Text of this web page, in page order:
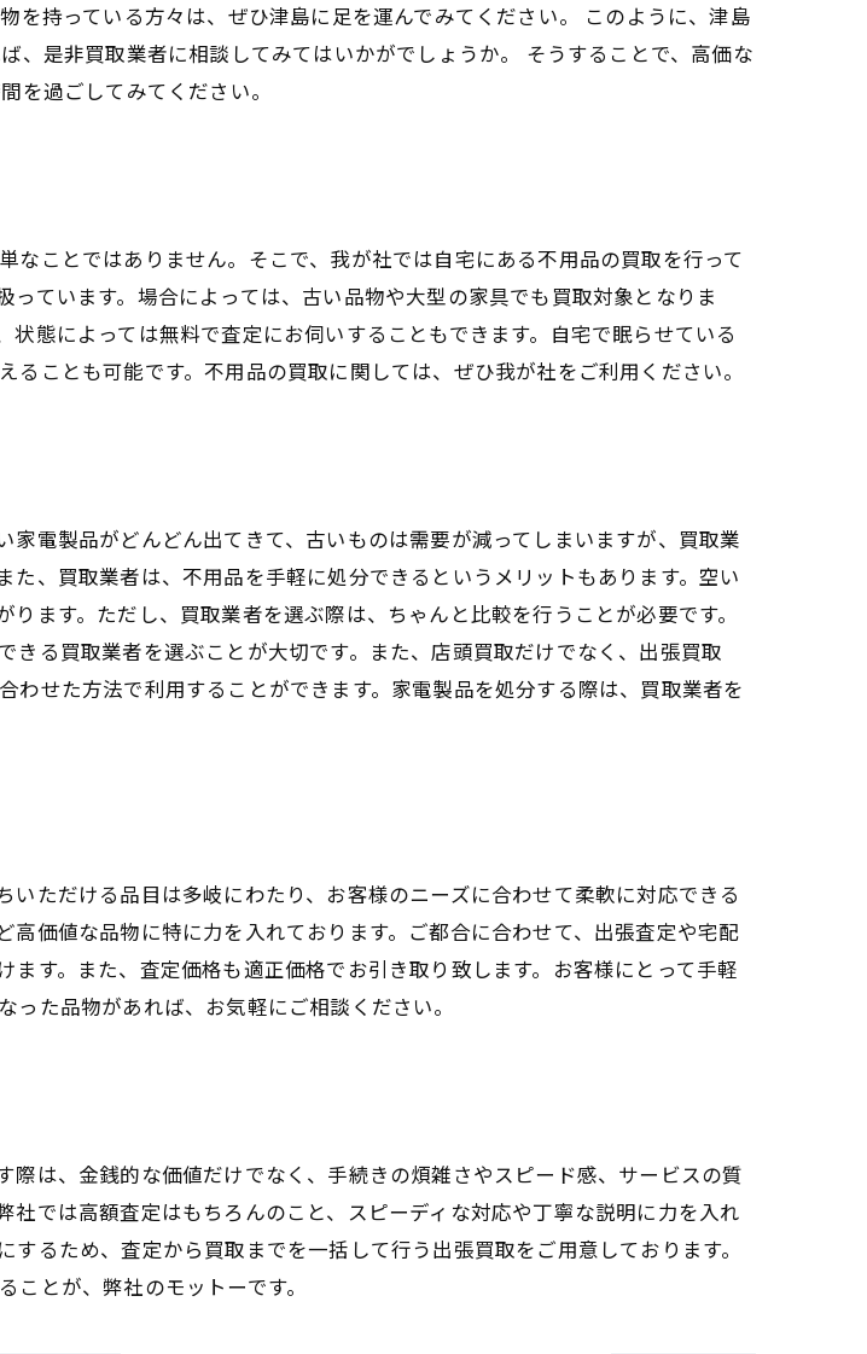
を持っている方々は、ぜひ津島に足を運んでみてください。 このように、津島
、是非買取業者に相談してみてはいかがでしょうか。 そうすることで、高価な
を過ごしてみてください。
ことではありません。そこで、我が社では自宅にある不用品の買取を行って
ています。場合によっては、古い品物や大型の家具でも買取対象となりま
態によっては無料で査定にお伺いすることもできます。自宅で眠らせている
ことも可能です。不用品の買取に関しては、ぜひ我が社をご利用ください。
電製品がどんどん出てきて、古いものは需要が減ってしまいますが、買取業
、買取業者は、不用品を手軽に処分できるというメリットもあります。空い
ます。ただし、買取業者を選ぶ際は、ちゃんと比較を行うことが必要です。
る買取業者を選ぶことが大切です。また、店頭買取だけでなく、出張買取
せた方法で利用することができます。家電製品を処分する際は、買取業者を
ただける品目は多岐にわたり、お客様のニーズに合わせて柔軟に対応できる
価値な品物に特に力を入れております。ご都合に合わせて、出張査定や宅配
す。また、査定価格も適正価格でお引き取り致します。お客様にとって手軽
た品物があれば、お気軽にご相談ください。
は、金銭的な価値だけでなく、手続きの煩雑さやスピード感、サービスの質
では高額査定はもちろんのこと、スピーディな対応や丁寧な説明に力を入れ
るため、査定から買取までを一括して行う出張買取をご用意しております。
とが、弊社のモットーです。